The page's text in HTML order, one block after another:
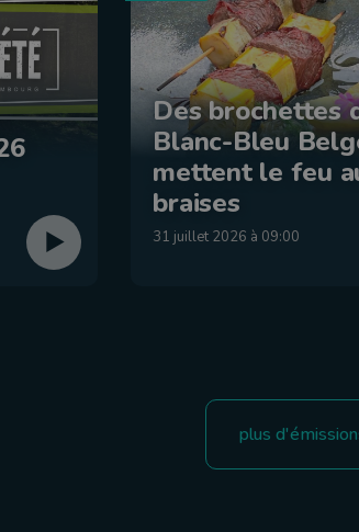
Des brochettes
Blanc-Bleu
mettent le feu
braises
31 juillet 2026 à 09:00
plus